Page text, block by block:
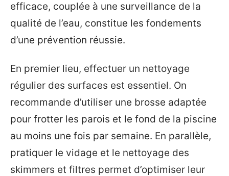
efficace, couplée à une surveillance de la
qualité de l’eau, constitue les fondements
d’une prévention réussie.
En premier lieu, effectuer un nettoyage
régulier des surfaces est essentiel. On
recommande d’utiliser une brosse adaptée
pour frotter les parois et le fond de la piscine
au moins une fois par semaine. En parallèle,
pratiquer le vidage et le nettoyage des
skimmers et filtres permet d’optimiser leur